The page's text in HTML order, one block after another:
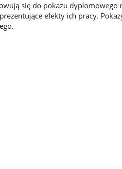
się do pokazu dyplomowego
efekty ich pracy.